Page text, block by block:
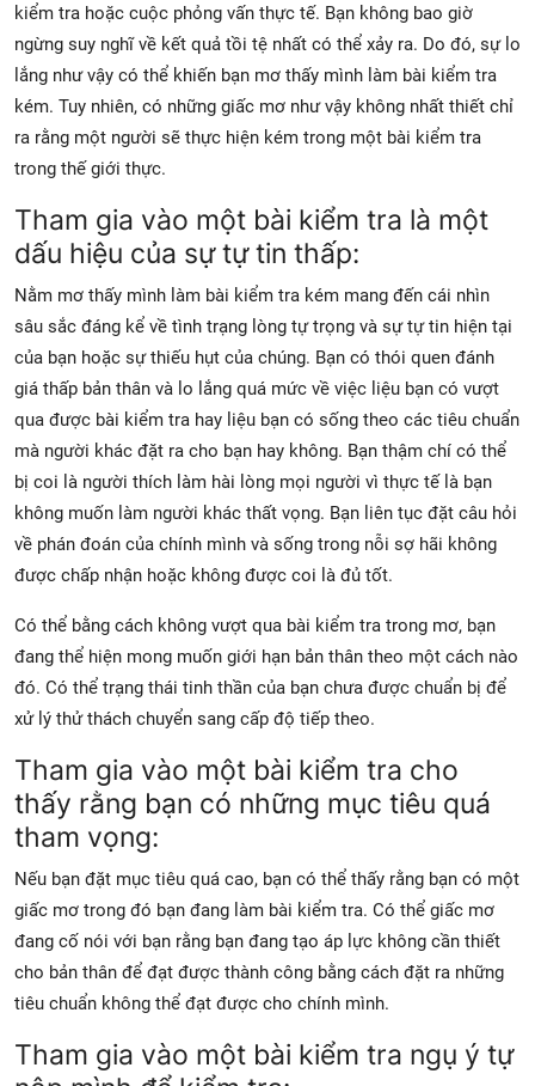
kiểm tra hoặc cuộc phỏng vấn thực tế. Bạn không bao giờ
ngừng suy nghĩ về kết quả tồi tệ nhất có thể xảy ra. Do đó, sự lo
lắng như vậy có thể khiến bạn mơ thấy mình làm bài kiểm tra
kém. Tuy nhiên, có những giấc mơ như vậy không nhất thiết chỉ
ra rằng một người sẽ thực hiện kém trong một bài kiểm tra
trong thế giới thực.
Tham gia vào một bài kiểm tra là một
dấu hiệu của sự tự tin thấp:
Nằm mơ thấy mình làm bài kiểm tra kém mang đến cái nhìn
sâu sắc đáng kể về tình trạng lòng tự trọng và sự tự tin hiện tại
của bạn hoặc sự thiếu hụt của chúng. Bạn có thói quen đánh
giá thấp bản thân và lo lắng quá mức về việc liệu bạn có vượt
qua được bài kiểm tra hay liệu bạn có sống theo các tiêu chuẩn
mà người khác đặt ra cho bạn hay không. Bạn thậm chí có thể
bị coi là người thích làm hài lòng mọi người vì thực tế là bạn
không muốn làm người khác thất vọng. Bạn liên tục đặt câu hỏi
về phán đoán của chính mình và sống trong nỗi sợ hãi không
được chấp nhận hoặc không được coi là đủ tốt.
Có thể bằng cách không vượt qua bài kiểm tra trong mơ, bạn
đang thể hiện mong muốn giới hạn bản thân theo một cách nào
đó. Có thể trạng thái tinh thần của bạn chưa được chuẩn bị để
xử lý thử thách chuyển sang cấp độ tiếp theo.
Tham gia vào một bài kiểm tra cho
thấy rằng bạn có những mục tiêu quá
tham vọng:
Nếu bạn đặt mục tiêu quá cao, bạn có thể thấy rằng bạn có một
giấc mơ trong đó bạn đang làm bài kiểm tra. Có thể giấc mơ
đang cố nói với bạn rằng bạn đang tạo áp lực không cần thiết
cho bản thân để đạt được thành công bằng cách đặt ra những
tiêu chuẩn không thể đạt được cho chính mình.
Tham gia vào một bài kiểm tra ngụ ý tự